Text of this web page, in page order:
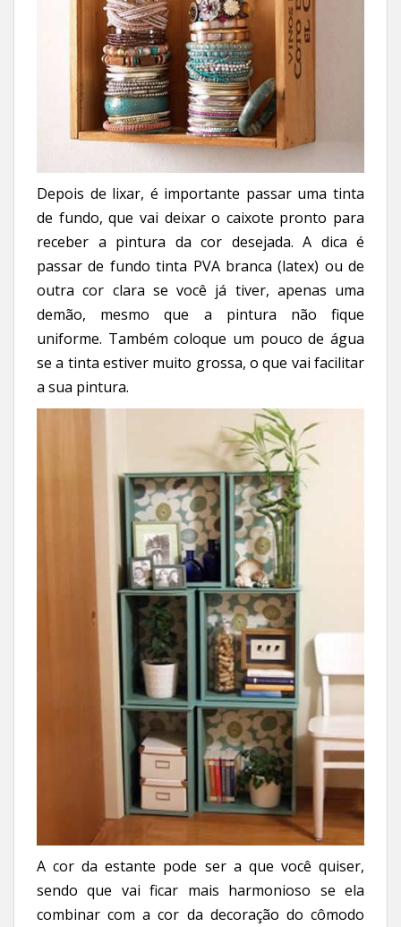
Depois de lixar, é importante passar uma tinta
de fundo, que vai deixar o caixote pronto para
receber a pintura da cor desejada. A dica é
passar de fundo tinta PVA branca (latex) ou de
outra cor clara se você já tiver, apenas uma
demão, mesmo que a pintura não fique
uniforme. Também coloque um pouco de água
se a tinta estiver muito grossa, o que vai facilitar
a sua pintura.
A cor da estante pode ser a que você quiser,
sendo que vai ficar mais harmonioso se ela
combinar com a cor da decoração do cômodo